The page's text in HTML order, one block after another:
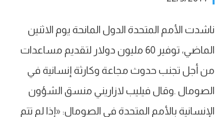
ناشدت الأمم المتحدة الدول المانحة يوم الاثنين
الماضي، توفير 60 مليون دولار لتقديم مساعدات
من أجل تجنب حدوث مجاعة وكارثة إنسانية في
الصومال .وقال فيليب لازاريني منسق الشؤون
الإنسانية بالأمم المتحدة في الصومال: «إذا لم تتم